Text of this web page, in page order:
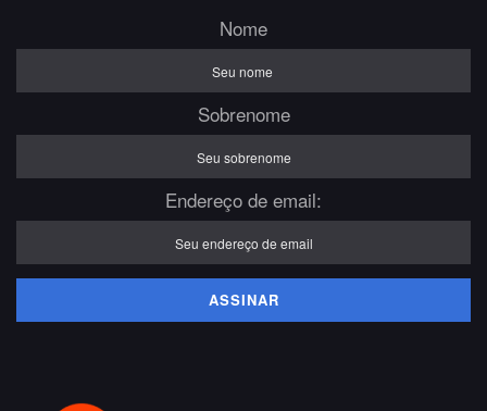
Nome
Sobrenome
Endereço de email: